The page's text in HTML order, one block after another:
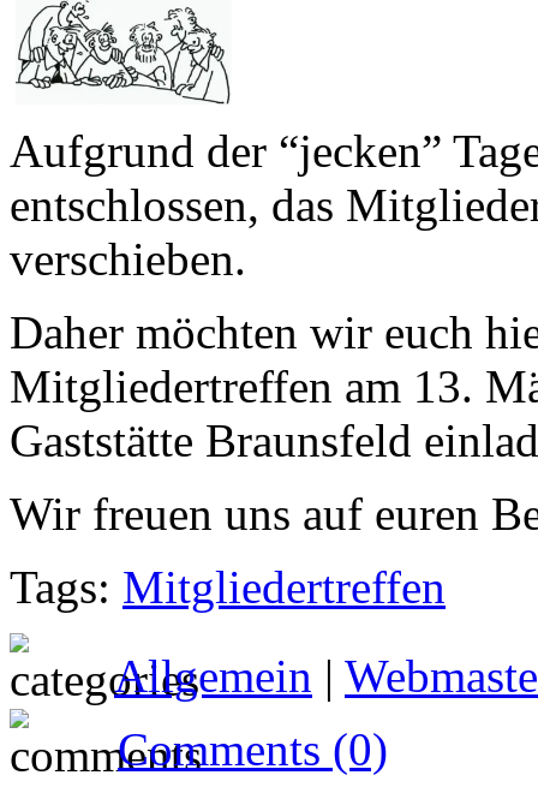
Aufgrund der “jecken”
entschlossen, das
verschieben.
Daher möchten wir euch
Mitgliedertreffen am 13.
Gaststätte Braunsfeld
Wir freuen uns auf euren
Tags: Mitgliedertreffen
Allgemein |
Comments (0)